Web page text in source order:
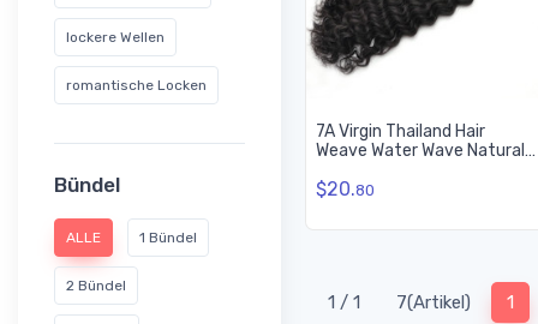
lockere Wellen
romantische Locken
Bündel
ALLE 1 Bündel
2 Bündel
7A Virgin Thailand Hair
Weave Water Wave Natural
$20.80
1 / 1 7(Artikel) 1